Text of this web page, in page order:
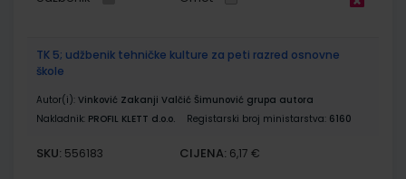
TK 5; udžbenik tehničke kulture za peti razred osnovne
škole
Autor(i): Vinković Zakanji Valčić Šimunović grupa autora
Nakladnik: PROFIL KLETT d.o.o. Registarski broj ministarstva: 6160
SKU: 556183 CIJENA: 6,17 €